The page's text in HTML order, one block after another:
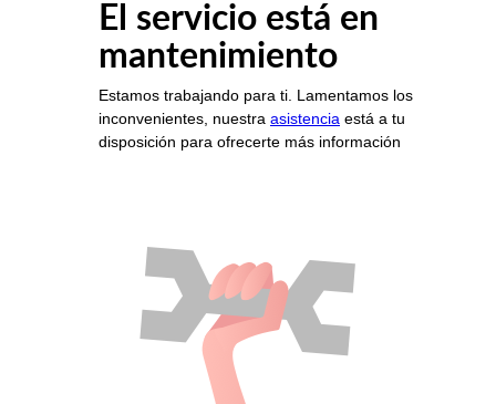
El servicio está en
mantenimiento
Estamos trabajando para ti. Lamentamos los
inconvenientes, nuestra asistencia está a tu
disposición para ofrecerte más información